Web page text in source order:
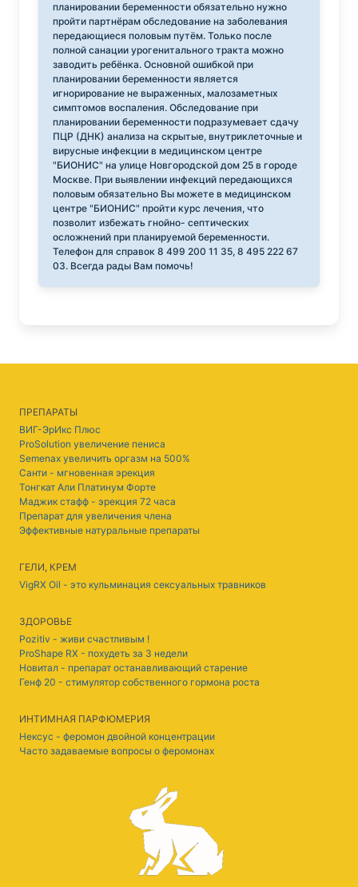
планировании беременности обязательно нужно
пройти партнёрам обследование на заболевания
передающиеся половым путём. Только после
полной санации урогенитального тракта можно
заводить ребёнка. Основной ошибкой при
планировании беременности является
игнорирование не выраженных, малозаметных
симптомов воспаления. Обследование при
планировании беременности подразумевает сдачу
ПЦР (ДНК) анализа на скрытые, внутриклеточные и
вирусные инфекции в медицинском центре
"БИОНИС" на улице Новгородской дом 25 в городе
Москве. При выявлении инфекций передающихся
половым обязательно Вы можете в медицинском
центре "БИОНИС" пройти курс лечения, что
позволит избежать гнойно- септических
осложнений при планируемой беременности.
Телефон для справок 8 499 200 11 35, 8 495 222 67
03. Всегда рады Вам помочь!
ПРЕПАРАТЫ
ВИГ-ЭрИкс Плюс
ProSolution увеличение пениса
Semenax увеличить оргазм на 500%
Санти - мгновенная эрекция
Тонгкат Али Платинум Форте
Маджик стафф - эрекция 72 часа
Препарат для увеличения члена
Эффективные натуральные препараты
ГЕЛИ, КРЕМ
VigRX Oil - это кульминация сексуальных травников
ЗДОРОВЬЕ
Pozitiv - живи счастливым !
ProShape RX - похудеть за 3 недели
Новитал - препарат останавливающий старение
Генф 20 - стимулятор собственного гормона роста
ИНТИМНАЯ ПАРФЮМЕРИЯ
Нексус - феромон двойной концентрации
Часто задаваемые вопросы о феромонах